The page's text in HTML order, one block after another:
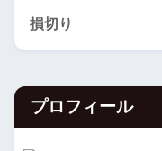
損切り
プロフィール